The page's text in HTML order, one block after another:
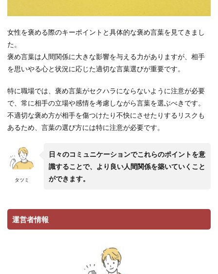
女性を褒める際のキーポイントと具体的な褒め言葉を見てきまし
た。
褒め言葉は人間関係に大きな影響を与える力がありますが、相手
を思いやる心と状況に応じた適切な言葉選びが重要です。
特に職場では、褒め言葉がセクハラにならないように注意が必要
で、常に相手の立場や感情を考慮しながら言葉を選ぶべきです。
不適切な褒め方が相手を傷つけたり不快にさせたりするリスクも
あるため、言葉の選び方には特に注意が必要です。
タツミ
日々のコミュニケーションでこれらのポイントを意
識することで、より良い人間関係を築いていくこと
ができます。
運営者情報